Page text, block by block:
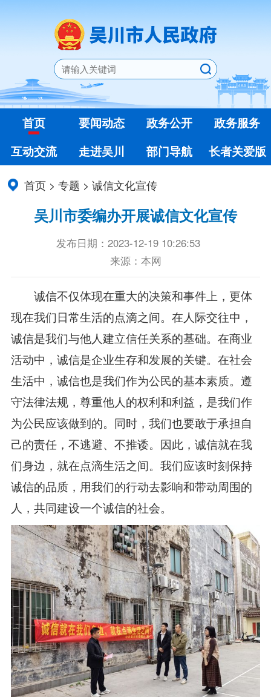
首页 要闻动态 政务公开
政务服务
互动交流
走进吴川 部门导航 长者关爱版
首页 >专题 >诚信文化宣传
吴川市委编办开展诚信文化宣传
发布日期：2023-12-19 10:26:53
来源：本网
诚信不仅体现在重大的决策和事件上，更体
现在我们日常生活的点滴之间。在人际交往中，
诚信是我们与他人建立信任关系的基础。在商业
活动中，诚信是企业生存和发展的关键。在社会
生活中，诚信也是我们作为公民的基本素质。遵
守法律法规，尊重他人的权利和利益，是我们作
为公民应该做到的。同时，我们也要敢于承担自
己的责任，不逃避、不推诿。因此，诚信就在我
们身边，就在点滴生活之间。我们应该时刻保持
诚信的品质，用我们的行动去影响和带动周围的
人，共同建设一个诚信的社会。